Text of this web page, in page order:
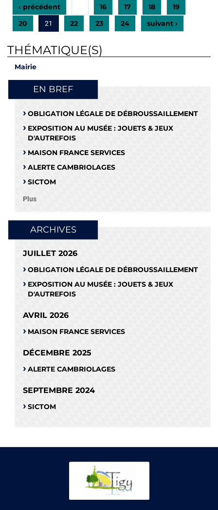
‹ précédent 16 17 18
19
20
21 22 23 24 suivant ›
THÉMATIQUE(S)
Mairie
EN BREF
OBLIGATION LÉGALE DE DÉBROUSSAILLEMENT
EXPOSITION AU MUSÉE : JOUETS & JEUX
D'AUTREFOIS
MAISON FRANCE SERVICES
ALERTE CAMBRIOLAGES
SICTOM
Plus
ARCHIVES
JUILLET 2026
OBLIGATION LÉGALE DE DÉBROUSSAILLEMENT
EXPOSITION AU MUSÉE : JOUETS & JEUX
D'AUTREFOIS
AVRIL 2026
MAISON FRANCE SERVICES
DÉCEMBRE 2025
ALERTE CAMBRIOLAGES
SEPTEMBRE 2024
SICTOM